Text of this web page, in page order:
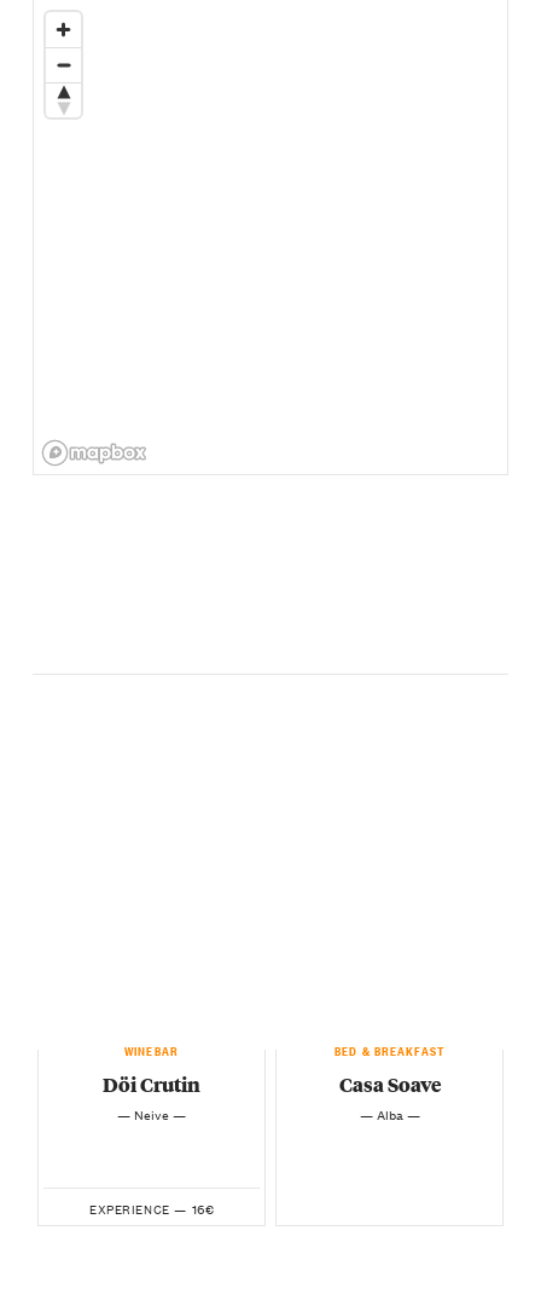
WINEBAR
Döi Crutin
— Neive —
EXPERIENCE — 16€
BED & BREAKFAST
Casa Soave
— Alba —